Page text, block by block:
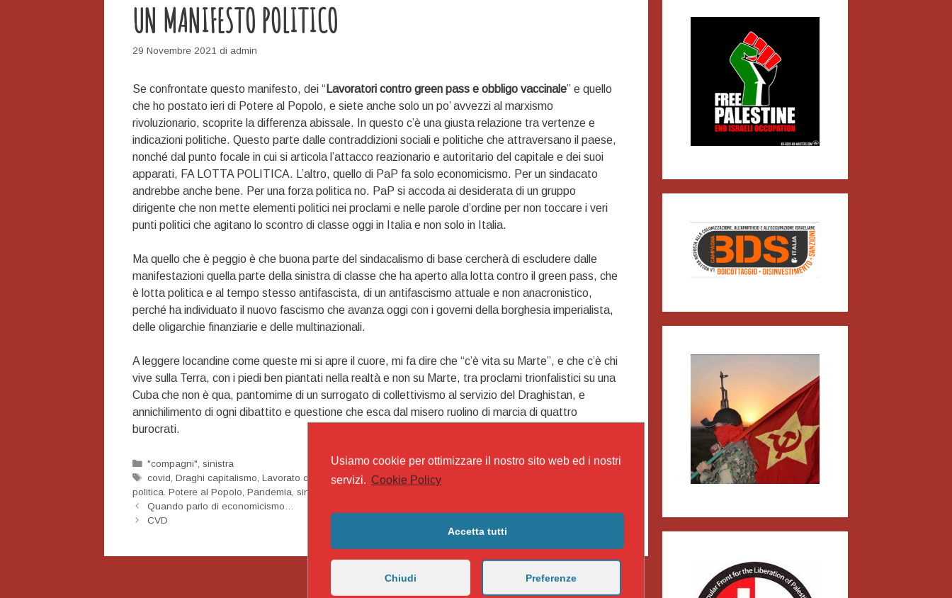
UN MANIFESTO POLITICO
29 Novembre 2021 di admin
Se confrontate questo manifesto, dei “Lavoratori contro green pass e obbligo vaccinale” e quello
che ho postato ieri di Potere al Popolo, e siete anche solo un po’ avvezzi al marxismo
rivoluzionario, scoprite la differenza abissale. In questo c’è una giusta relazione tra vertenze e
indicazioni politiche. Questo parte dalle contraddizioni sociali e politiche che attraversano il paese,
nonché dal punto focale in cui si articola l’attacco reazionario e autoritario del capitale e dei suoi
apparati, FA LOTTA POLITICA. L’altro, quello di PaP fa solo economicismo. Per un sindacato
andrebbe anche bene. Per una forza politica no. PaP si accoda ai desiderata di un gruppo
dirigente che non mette elementi politici nei proclami e nelle parole d’ordine per non toccare i veri
punti politici che agitano lo scontro di classe oggi in Italia e non solo in Italia.
Ma quello che è peggio è che buona parte del sindacalismo di base cercherà di escludere dalle
manifestazioni quella parte della sinistra di classe che ha aperto alla lotta contro il green pass, che
è lotta politica e al tempo stesso antifascista, di un antifascismo attuale e non anacronistico,
perché ha individuato il nuovo fascismo che avanza oggi con i governi della borghesia imperialista,
delle oligarchie finanziarie e delle multinazionali.
A leggere locandine come queste mi si apre il cuore, mi fa dire che “c’è vita su Marte”, e che c’è chi
vive sulla Terra, con i piedi ben piantati nella realtà e non su Marte, tra proclami trionfalistici su una
Cuba che non è qua, pantomime di un surrogato di collettivismo al servizio del Draghistan, e
annichilimento di ogni dibattito e questione che esca dal misero ruolino di marcia di quattro
burocrati.
Categorie
"compagni",sinistra
Tag
covid,Draghi capitalismo,Lavorato organizzati contro green pass e obbligo vaccinale
politica. Potere al Popolo, Pandemia, sindacalismo di base
Navigazione
articolo
Quando parlo di economicismo…
CVD
Usiamo cookie per ottimizzare il nostro sito web ed i nostri
servizi. Cookie Policy
Accetta tutti
Chiudi Preferenze